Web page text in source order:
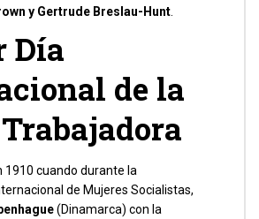
y Gertrude Breslau-Hunt
Día
de la
1910 cuando durante la
de Mujeres Socialistas,
(Dinamarca) con la